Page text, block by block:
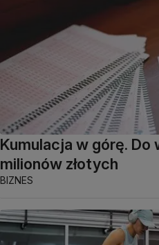
Kumulacja w górę. Do
milionów złotych
BIZNES